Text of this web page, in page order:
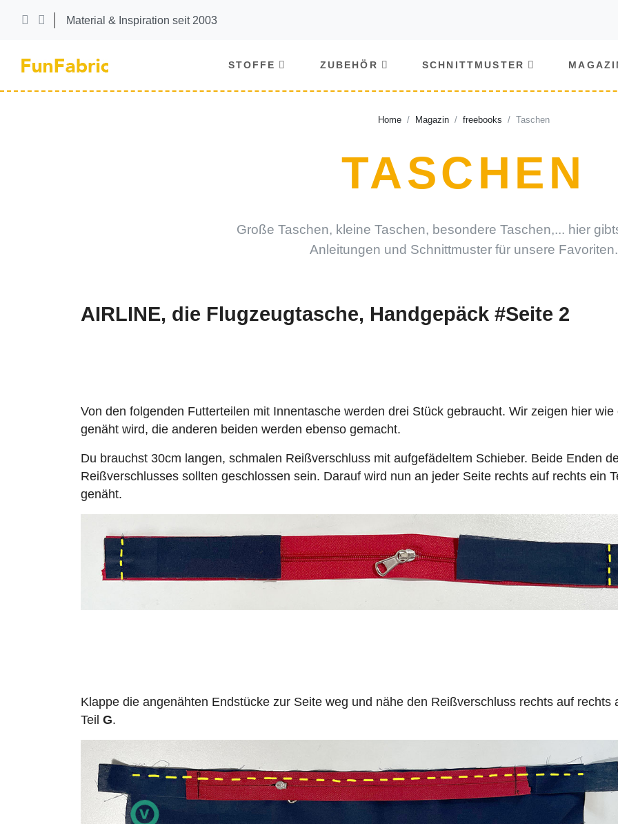
Material & Inspiration seit 2003
STOFFE ZUBEHÖR SCHNITTMUSTER
Home Magazin freebooks Taschen
TASCHEN
Große Taschen, kleine Taschen, besondere Taschen,... hier
Anleitungen und Schnittmuster für unsere Favoriten.
AIRLINE, die Flugzeugtasche, Handgepäck #Seite 2
Von den folgenden Futterteilen mit Innentasche werden drei Stück gebraucht. Wir zeigen hier wie
genäht wird, die anderen beiden werden ebenso gemacht.
Du brauchst 30cm langen, schmalen Reißverschluss mit aufgefädeltem Schieber. Beide Enden
Reißverschlusses sollten geschlossen sein. Darauf wird nun an jeder Seite rechts auf rechts ein
genäht.
Klappe die angenähten Endstücke zur Seite weg und nähe den Reißverschluss rechts auf rechts
Teil G.